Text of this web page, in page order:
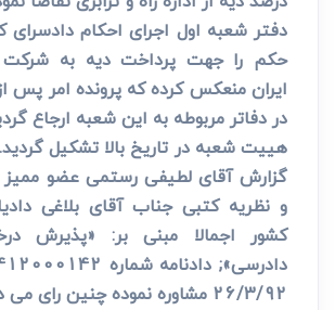
دفتر شعبه اول اجرای احکام
حکم را جهت پرداخت دیه به
ایران منعکس کرده که پرونده امر پس
در دفاتر مربوطه به این شعبه ارجاع
هییت شعبه در تاریخ بالا تشکیل
گزارش آقای لطیفی رستمی عضو ممیز و
و نظریه کتبی جناب آقای بلاغی
کشور اجمالا مبنی بر: «پذیرش
26/3/92 مشاوره نموده چنین رای می دهد: